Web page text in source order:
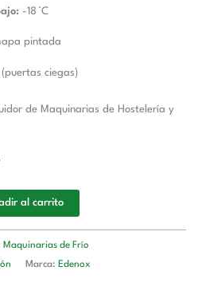
-18 °C
pintada
(puertas ciegas)
de Maquinarias de Hostelería y
al carrito
Maquinarias de Frío
Marca: Edenox